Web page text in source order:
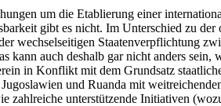
um die Etablierung einer
gibt es nicht. Im Unterschied zu
wechselseitigen Staatenverpflichtung
kann auch deshalb gar nicht anders
in Konflikt mit dem Grundsatz
und Ruanda mit
zahlreiche unterstützende Initiativen